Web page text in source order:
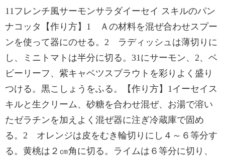
11フレンチ風サーモンサラダイーセイ スキルのパン
ナコッタ【作り方】1 Ａの材料を混ぜ合わせスプー
ンを使って器にのせる。2 ラディッシュは薄切りに
し、ミニトマトは半分に切る。31にサーモン、2、ベ
ビーリーフ、紫キャベツスプラウトを彩りよく盛り
つける。黒こしょうをふる。【作り方】1イーセイス
キルと生クリーム、砂糖を合わせ混ぜ、お湯で溶い
たゼラチンを加えよく混ぜ器に注ぎ冷蔵庫で固め
る。2 オレンジは皮をむき輪切りにし４～６等分す
る。黄桃は２㎝角に切る。ライムは６等分に切り、